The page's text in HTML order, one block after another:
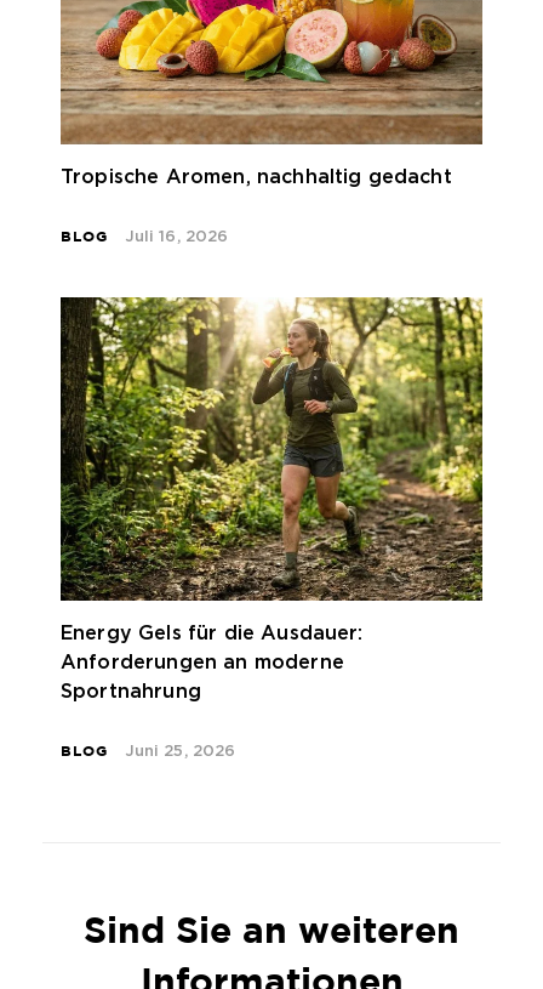
Tropische Aromen, nachhaltig gedacht
BLOG Juli 16, 2026
Energy Gels für die Ausdauer:
Anforderungen an moderne
Sportnahrung
BLOG Juni 25, 2026
Sind Sie an weiteren
Informationen